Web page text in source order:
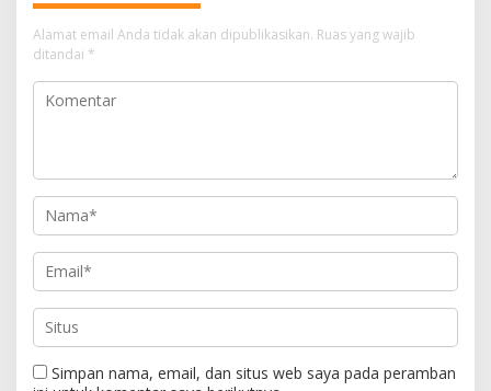
Alamat email Anda tidak akan dipublikasikan. Ruas yang wajib
ditandai *
Simpan nama, email, dan situs web saya pada peramban